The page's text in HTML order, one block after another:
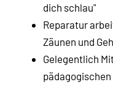
dich schlau"
Reparatur
Zäunen und
Gelegentlich